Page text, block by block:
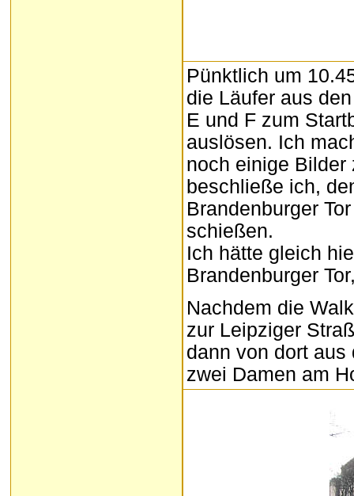
Pünktlich um
die Läufer aus
E und F zum
auslösen. Ich
noch einige Bilder
beschließe ich,
Brandenburger
schießen.
Ich hätte gleich
Brandenburger
Nachdem die
zur Leipziger
dann von dort
zwei Damen am